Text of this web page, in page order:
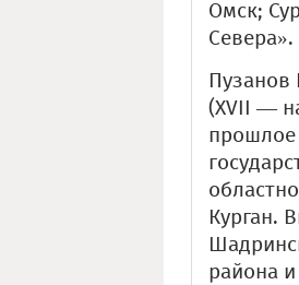
Омск;
Севера».
Пузанов
(XVII —
прошлое
Курган.
района